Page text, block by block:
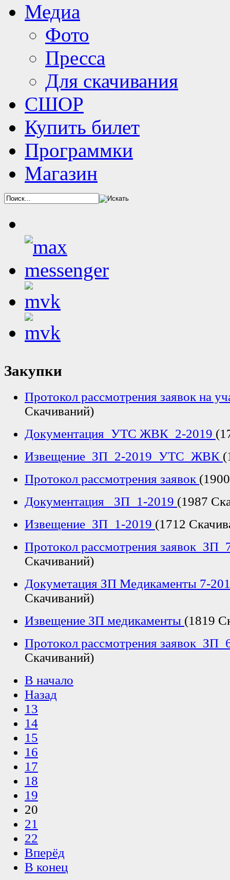
Медиа
Фото
Пресса
Для скачивания
СШОР
Купить билет
Программки
Магазин
Закупки
Протокол рассмотрения заявок на
Скачиваний)
Документация_УТС ЖВК_2-2019
Извещение_ЗП_2-2019_УТС_ЖВК
Протокол рассмотрения заявок
Документация _ЗП_1-2019 (1987
Извещение_ЗП_1-2019 (1712
Протокол рассмотрения
Скачиваний)
Докуметация ЗП Медикаменты 7-
Скачиваний)
Извещение ЗП медикаменты (1819
Протокол рассмотрения
Скачиваний)
В начало
Назад
13
14
15
16
17
18
19
20
21
22
Вперёд
В конец